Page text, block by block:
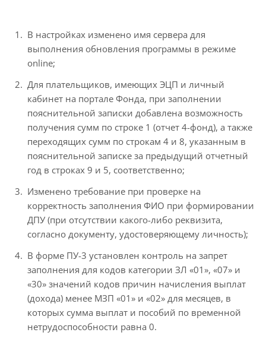
В настройках изменено имя сервера для
выполнения обновления программы в режиме
online;
Для плательщиков, имеющих ЭЦП и личный
кабинет на портале Фонда, при заполнении
пояснительной записки добавлена возможность
получения сумм по строке 1 (отчет 4-фонд), а также
переходящих сумм по строкам 4 и 8, указанным в
пояснительной записке за предыдущий отчетный
год в строках 9 и 5, соответственно;
Изменено требование при проверке на
корректность заполнения ФИО при формировании
ДПУ (при отсутствии какого-либо реквизита,
согласно документу, удостоверяющему личность);
В форме ПУ-3 установлен контроль на запрет
заполнения для кодов категории ЗЛ «01», «07» и
«30» значений кодов причин начисления выплат
(дохода) менее МЗП «01» и «02» для месяцев, в
которых сумма выплат и пособий по временной
нетрудоспособности равна 0.